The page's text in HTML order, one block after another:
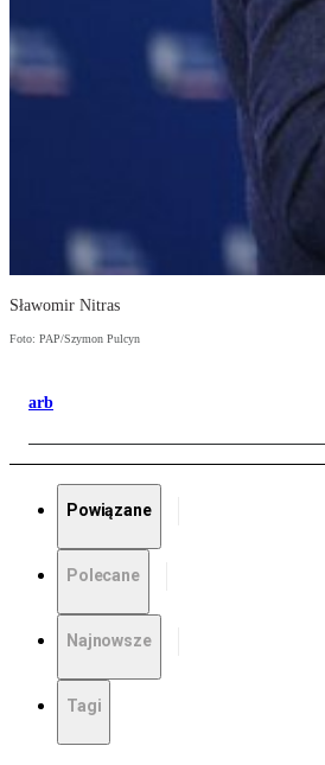
Sławomir Nitras
Foto: PAP/Szymon Pulcyn
arb
Powiązane
Polecane
Najnowsze
Tagi